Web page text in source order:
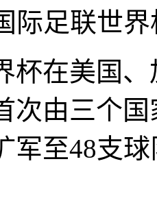
际足联世
在美国、
次由三个
军至48支